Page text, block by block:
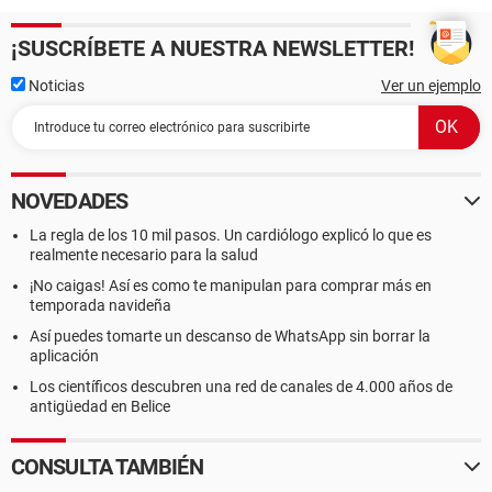
¡SUSCRÍBETE A NUESTRA NEWSLETTER!
Noticias Ver un ejemplo
NOVEDADES
La regla de los 10 mil pasos. Un cardiólogo explicó lo que es
realmente necesario para la salud
¡No caigas! Así es como te manipulan para comprar más en
temporada navideña
Así puedes tomarte un descanso de WhatsApp sin borrar la
aplicación
Los científicos descubren una red de canales de 4.000 años de
antigüedad en Belice
CONSULTA TAMBIÉN